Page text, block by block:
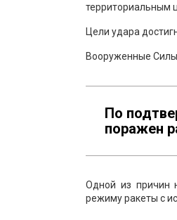
территориальным
Цели удара
Вооруженные
По
поражен
Одной из причин
режиму ракеты с